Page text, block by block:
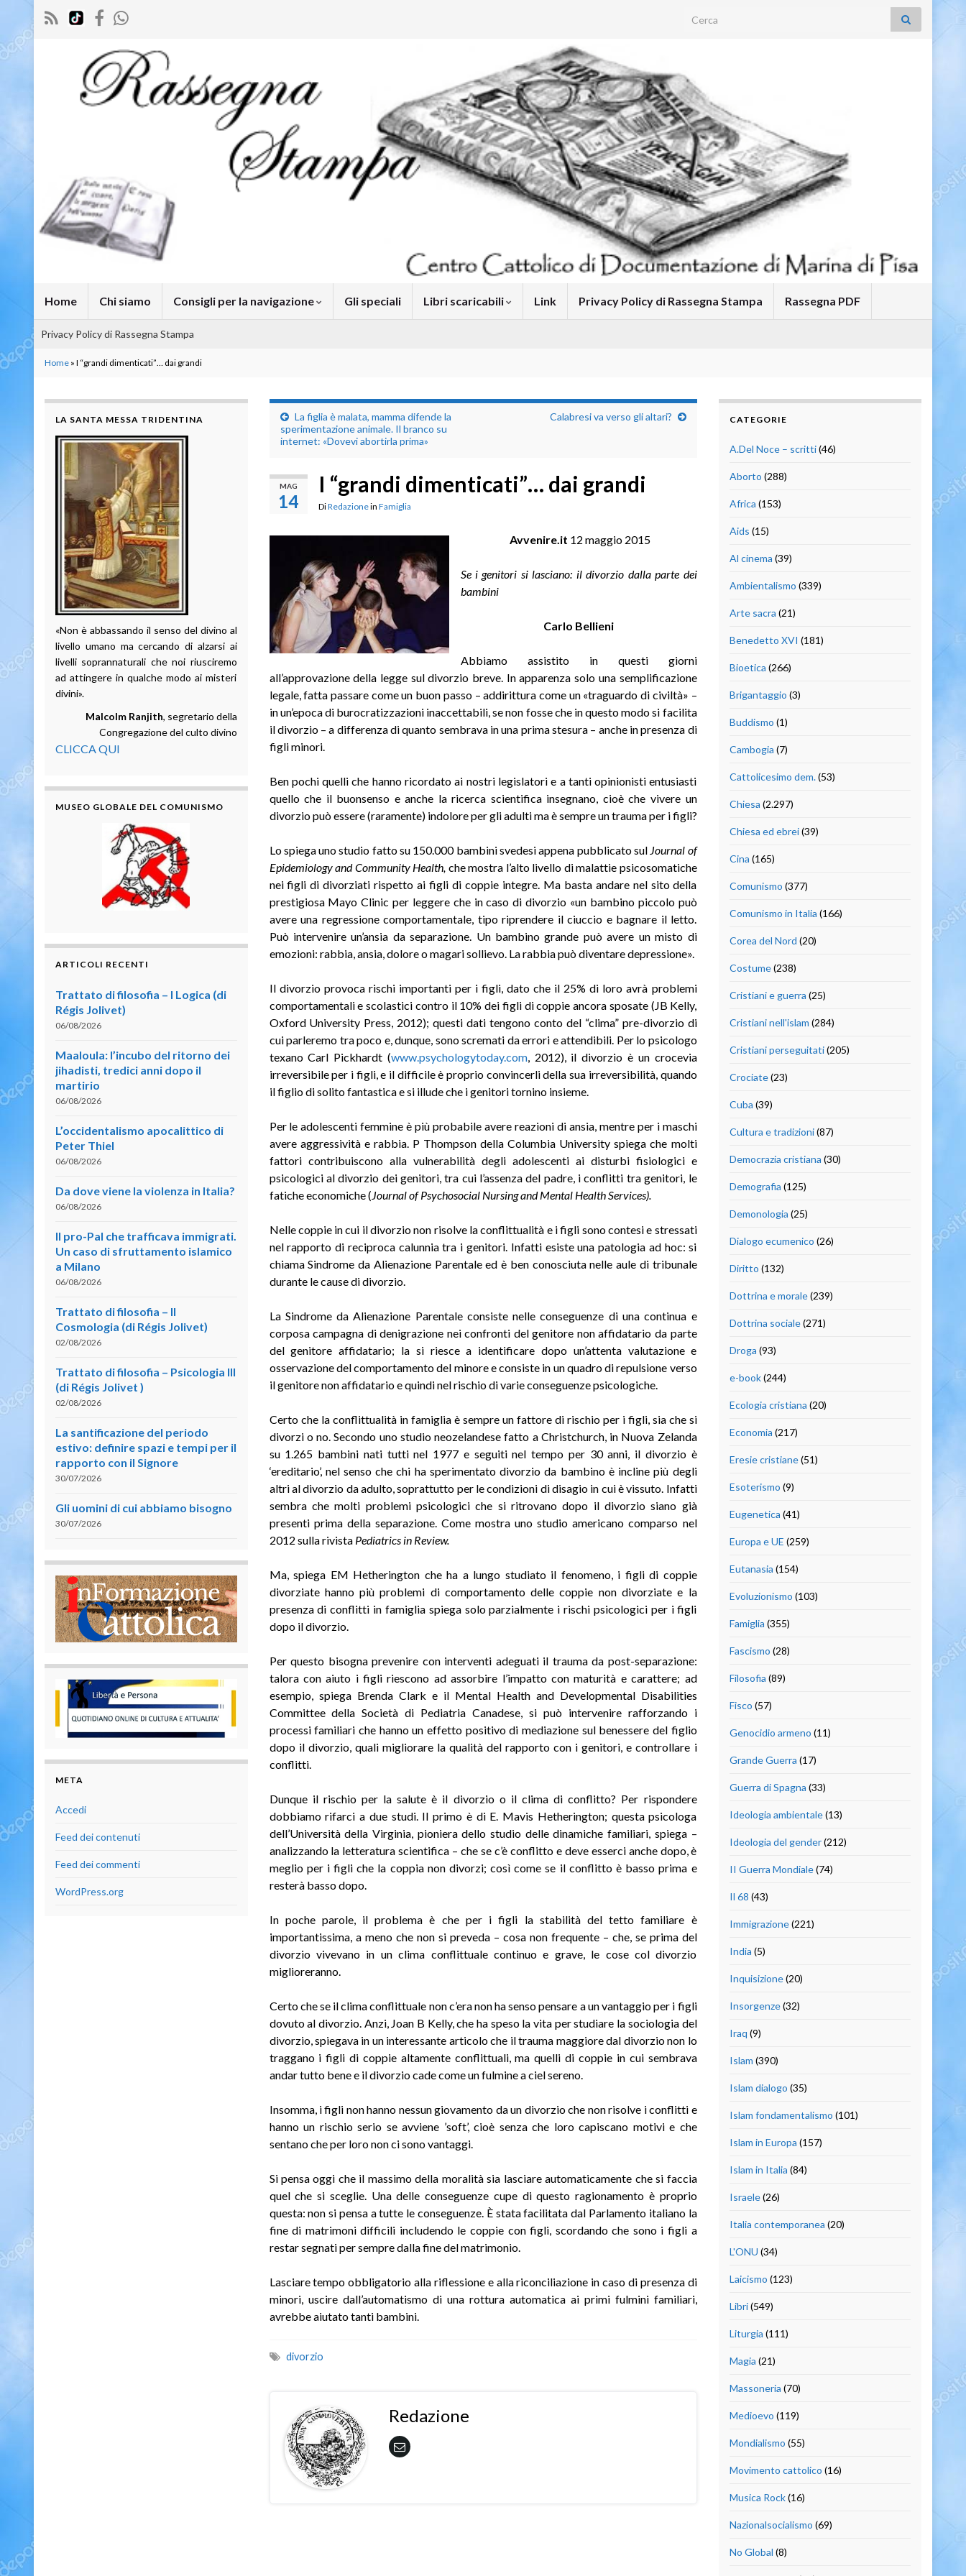
Search for:
Home Chi siamo Consigli per la navigazione Gli speciali Libri scaricabili Link Privacy Policy di Rassegna Stampa Rassegna PDF
Privacy Policy di Rassegna Stampa
Home » I “grandi dimenticati”… dai grandi
La figlia è malata, mamma difende la
sperimentazione animale. Il branco su
internet: «Dovevi abortirla prima»
Calabresi va verso gli altari?
MAG
14
I “grandi dimenticati”… dai grandi
DiRedazionein Famiglia
Avvenire.it 12 maggio 2015
Se i genitori si lasciano: il divorzio dalla parte dei
bambini
Carlo Bellieni
Abbiamo assistito in questi giorni
all’approvazione della legge sul divorzio breve. In apparenza solo una semplificazione
legale, fatta passare come un buon passo – addirittura come un «traguardo di civiltà» –
in un’epoca di burocratizzazioni inaccettabili, se non fosse che in questo modo si facilita
il divorzio – a differenza di quanto sembrava in una prima stesura – anche in presenza di
figli minori.
Ben pochi quelli che hanno ricordato ai nostri legislatori e a tanti opinionisti entusiasti
quello che il buonsenso e anche la ricerca scientifica insegnano, cioè che vivere un
divorzio può essere (raramente) indolore per gli adulti ma è sempre un trauma per i figli?
Lo spiega uno studio fatto su 150.000 bambini svedesi appena pubblicato sul Journal of
Epidemiology and Community Health, che mostra l’alto livello di malattie psicosomatiche
nei figli di divorziati rispetto ai figli di coppie integre. Ma basta andare nel sito della
prestigiosa Mayo Clinic per leggere che in caso di divorzio «un bambino piccolo può
avere una regressione comportamentale, tipo riprendere il ciuccio e bagnare il letto.
Può intervenire un’ansia da separazione. Un bambino grande può avere un misto di
emozioni: rabbia, ansia, dolore o magari sollievo. La rabbia può diventare depressione».
Il divorzio provoca rischi importanti per i figli, dato che il 25% di loro avrà problemi
comportamentali e scolastici contro il 10% dei figli di coppie ancora sposate (JB Kelly,
Oxford University Press, 2012); questi dati tengono conto del “clima” pre-divorzio di
cui parleremo tra poco e, dunque, sono scremati da errori e attendibili. Per lo psicologo
texano Carl Pickhardt (www.psychologytoday.com, 2012), il divorzio è un crocevia
irreversibile per i figli, e il difficile è proprio convincerli della sua irreversibilità, quando
il figlio di solito fantastica e si illude che i genitori tornino insieme.
Per le adolescenti femmine è più probabile avere reazioni di ansia, mentre per i maschi
avere aggressività e rabbia. P Thompson della Columbia University spiega che molti
fattori contribuiscono alla vulnerabilità degli adolescenti ai disturbi fisiologici e
psicologici al divorzio dei genitori, tra cui l’assenza del padre, i conflitti tra genitori, le
fatiche economiche ( Journal of Psychosocial Nursing and Mental Health Services).
Nelle coppie in cui il divorzio non risolve la conflittualità e i figli sono contesi e stressati
nel rapporto di reciproca calunnia tra i genitori. Infatti esiste una patologia ad hoc: si
chiama Sindrome da Alienazione Parentale ed è ben conosciuta nelle aule di tribunale
durante le cause di divorzio.
La Sindrome da Alienazione Parentale consiste nelle conseguenze di una continua e
corposa campagna di denigrazione nei confronti del genitore non affidatario da parte
del genitore affidatario; la si riesce a identificare dopo un’attenta valutazione e
osservazione del comportamento del minore e consiste in un quadro di repulsione verso
il genitore non affidatario e quindi nel rischio di varie conseguenze psicologiche.
Certo che la conflittualità in famiglia è sempre un fattore di rischio per i figli, sia che si
divorzi o no. Secondo uno studio neozelandese fatto a Christchurch, in Nuova Zelanda
su 1.265 bambini nati tutti nel 1977 e seguiti nel tempo per 30 anni, il divorzio è
‘ereditario’, nel senso che chi ha sperimentato divorzio da bambino è incline più degli
altri al divorzio da adulto, soprattutto per le condizioni di disagio in cui è vissuto. Infatti
sembra che molti problemi psicologici che si ritrovano dopo il divorzio siano già
presenti prima della separazione. Come mostra uno studio americano comparso nel
2012 sulla rivista Pediatrics in Review.
Ma, spiega EM Hetherington che ha a lungo studiato il fenomeno, i figli di coppie
divorziate hanno più problemi di comportamento delle coppie non divorziate e la
presenza di conflitti in famiglia spiega solo parzialmente i rischi psicologici per i figli
dopo il divorzio.
Per questo bisogna prevenire con interventi adeguati il trauma da post-separazione:
talora con aiuto i figli riescono ad assorbire l’impatto con maturità e carattere; ad
esempio, spiega Brenda Clark e il Mental Health and Developmental Disabilities
Committee della Società di Pediatria Canadese, si può intervenire rafforzando i
processi familiari che hanno un effetto positivo di mediazione sul benessere del figlio
dopo il divorzio, quali migliorare la qualità del rapporto con i genitori, e controllare i
conflitti.
Dunque il rischio per la salute è il divorzio o il clima di conflitto? Per rispondere
dobbiamo rifarci a due studi. Il primo è di E. Mavis Hetherington; questa psicologa
dell’Università della Virginia, pioniera dello studio delle dinamiche familiari, spiega –
analizzando la letteratura scientifica – che se c’è conflitto e deve esserci anche dopo, è
meglio per i figli che la coppia non divorzi; così come se il conflitto è basso prima e
resterà basso dopo.
In poche parole, il problema è che per i figli la stabilità del tetto familiare è
importantissima, a meno che non si preveda – cosa non frequente – che, se prima del
divorzio vivevano in un clima conflittuale continuo e grave, le cose col divorzio
miglioreranno.
Certo che se il clima conflittuale non c’era non ha senso pensare a un vantaggio per i figli
dovuto al divorzio. Anzi, Joan B Kelly, che ha speso la vita per studiare la sociologia del
divorzio, spiegava in un interessante articolo che il trauma maggiore dal divorzio non lo
traggano i figli di coppie altamente conflittuali, ma quelli di coppie in cui sembrava
andar tutto bene e il divorzio cade come un fulmine a ciel sereno.
Insomma, i figli non hanno nessun giovamento da un divorzio che non risolve i conflitti e
hanno un rischio serio se avviene ’soft’, cioè senza che loro capiscano motivi e che
sentano che per loro non ci sono vantaggi.
Si pensa oggi che il massimo della moralità sia lasciare automaticamente che si faccia
quel che si sceglie. Una delle conseguenze cupe di questo ragionamento è proprio
questa: non si pensa a tutte le conseguenze. È stata facilitata dal Parlamento italiano la
fine di matrimoni difficili includendo le coppie con figli, scordando che sono i figli a
restar segnati per sempre dalla fine del matrimonio.
Lasciare tempo obbligatorio alla riflessione e alla riconciliazione in caso di presenza di
minori, uscire dall’automatismo di una rottura automatica ai primi fulmini familiari,
avrebbe aiutato tanti bambini.
divorzio
Redazione
LA SANTA MESSA TRIDENTINA
«Non è abbassando il senso del divino al
livello umano ma cercando di alzarsi ai
livelli soprannaturali che noi riusciremo
ad attingere in qualche modo ai misteri
divini».
Malcolm Ranjith, segretario della
Congregazione del culto divino
CLICCA QUI
MUSEO GLOBALE DEL COMUNISMO
ARTICOLI RECENTI
Trattato di filosofia – I Logica (di
Régis Jolivet)
06/08/2026
Maaloula: l’incubo del ritorno dei
jihadisti, tredici anni dopo il
martirio
06/08/2026
L’occidentalismo apocalittico di
Peter Thiel
06/08/2026
Da dove viene la violenza in Italia?
06/08/2026
Il pro-Pal che trafficava immigrati.
Un caso di sfruttamento islamico
a Milano
06/08/2026
Trattato di filosofia – II
Cosmologia (di Régis Jolivet)
02/08/2026
Trattato di filosofia – Psicologia III
(di Régis Jolivet )
02/08/2026
La santificazione del periodo
estivo: definire spazi e tempi per il
rapporto con il Signore
30/07/2026
Gli uomini di cui abbiamo bisogno
30/07/2026
META
Accedi
Feed dei contenuti
Feed dei commenti
WordPress.org
CATEGORIE
A.Del Noce – scritti(46)
Aborto (288)
Africa (153)
Aids (15)
Al cinema (39)
Ambientalismo (339)
Arte sacra (21)
Benedetto XVI (181)
Bioetica (266)
Brigantaggio (3)
Buddismo (1)
Cambogia (7)
Cattolicesimo dem.(53)
Chiesa (2.297)
Chiesa ed ebrei(39)
Cina (165)
Comunismo (377)
Comunismo in Italia (166)
Corea del Nord (20)
Costume(238)
Cristiani e guerra (25)
Cristiani nell'islam (284)
Cristiani perseguitati(205)
Crociate(23)
Cuba (39)
Cultura e tradizioni(87)
Democrazia cristiana (30)
Demografia (125)
Demonologia (25)
Dialogo ecumenico (26)
Diritto (132)
Dottrina e morale(239)
Dottrina sociale(271)
Droga (93)
e-book(244)
Ecologia cristiana (20)
Economia (217)
Eresie cristiane(51)
Esoterismo (9)
Eugenetica (41)
Europa e UE (259)
Eutanasia (154)
Evoluzionismo (103)
Famiglia (355)
Fascismo (28)
Filosofia (89)
Fisco (57)
Genocidio armeno (11)
Grande Guerra (17)
Guerra di Spagna (33)
Ideologia ambientale(13)
Ideologia del gender(212)
II Guerra Mondiale(74)
Il 68 (43)
Immigrazione(221)
India (5)
Inquisizione(20)
Insorgenze(32)
Iraq (9)
Islam (390)
Islam dialogo (35)
Islam fondamentalismo (101)
Islam in Europa (157)
Islam in Italia (84)
Israele(26)
Italia contemporanea (20)
L'ONU (34)
Laicismo (123)
Libri(549)
Liturgia (111)
Magia (21)
Massoneria (70)
Medioevo (119)
Mondialismo (55)
Movimento cattolico (16)
Musica Rock(16)
Nazionalsocialismo (69)
No Global (8)